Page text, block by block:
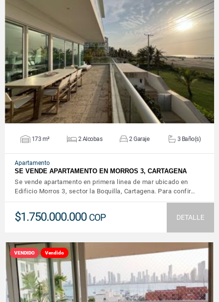
VER DETALLES
173 m² 2 Alcobas 2 Garaje 3 Baño(s)
Apartamento
SE VENDE APARTAMENTO EN MORROS 3, CARTAGENA
Se vende apartamento en primera linea de mar ubicado en
Edificio Morros 3, sector la Boquilla, Cartagena. Para confir…
$1.750.000.000 COP DETALLE
VENDIDO Vendido